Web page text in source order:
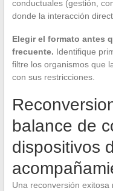
conductuales (gestión,
donde la interacción
Elegir el formato antes
frecuente. Identifique
filtre los organismos que
con sus restricciones.
balance de
dispositivos
Una reconversión